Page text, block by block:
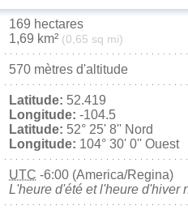
169 hectares
1,69 km² (0,65 sq mi)
570 mètres d'altitude
Latitude: 52.419
Longitude: -104.5
Latitude: 52° 25' 8'' Nord
Longitude: 104° 30' 0'' Ouest
UTC -6:00 (America/Regina)
L'heure d'été et l'heure d'hiver